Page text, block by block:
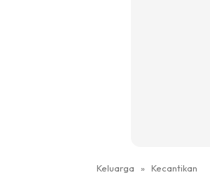
Keluarga » Kecantikan